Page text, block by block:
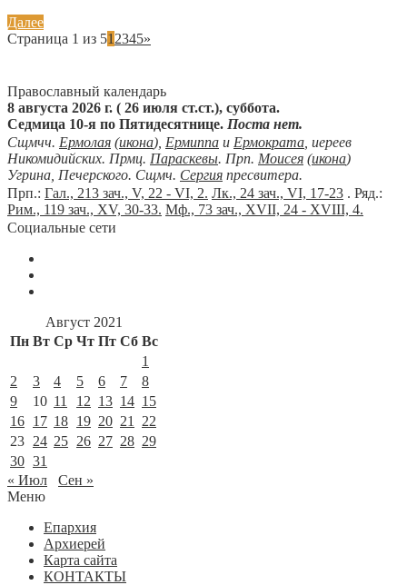
Далее
Страница 1 из 51 2345»
Православный календарь
8 августа 2026 г. ( 26 июля ст.ст.), суббота.
Седмица 10-я по Пятидесятнице. Поста нет.
Сщмчч. Ермолая (икона), Ермиппа и Ермократа , иереев
Никомидийских. Прмц. Параскевы. Прп. Моисея (икона)
Угрина, Печерского. Сщмч. Сергия пресвитера.
Прп.: Гал., 213 зач., V, 22 - VI, 2. Лк., 24 зач., VI, 17-23 . Ряд.:
Рим., 119 зач., XV, 30-33. Мф., 73 зач., XVII, 24 - XVIII, 4.
Социальные сети
Август 2021
Пн Вт Ср Чт Пт Сб Вс
1
2
3 4 5 6 7
8
9
10 11 12 13 14 15
16 17 18 19 20 21
22
23 24 25 26 27 28 29
30 31
« Июл
Сен »
Меню
Епархия
Архиерей
Карта сайта
КОНТАКТЫ